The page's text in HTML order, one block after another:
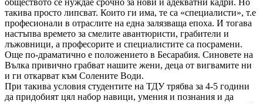
такива просто липсват. Които ги има, те са «специалисти», т.е
професионали в отраслите на една залязваща епоха. И тогава
настъпва времето за смелите авантюристи, грабители и
лъжовници, а професорите и специалистите са посрамени.
Още по-драматично е положението в Бесарабия. Синовете на
Вълка привично грабват нашите жени, деца от вигвамите ни
и ги откарват към Солените Води.
При такива условия студентите на ТДУ трябва за 4-5 години
да придобият цял набор навици, умения и познания и да